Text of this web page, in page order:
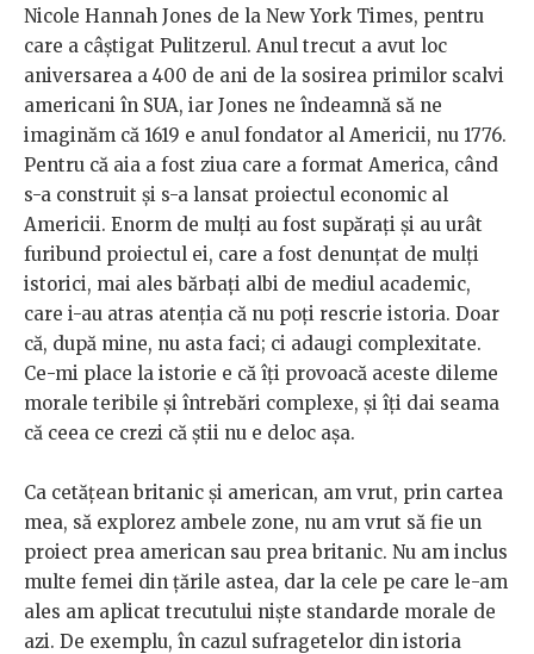
Nicole Hannah Jones de la New York Times, pentru
care a câștigat Pulitzerul. Anul trecut a avut loc
aniversarea a 400 de ani de la sosirea primilor scalvi
americani în SUA, iar Jones ne îndeamnă să ne
imaginăm că 1619 e anul fondator al Americii, nu 1776.
Pentru că aia a fost ziua care a format America, când
s-a construit și s-a lansat proiectul economic al
Americii. Enorm de mulți au fost supărați și au urât
furibund proiectul ei, care a fost denunțat de mulți
istorici, mai ales bărbați albi de mediul academic,
care i-au atras atenția că nu poți rescrie istoria. Doar
că, după mine, nu asta faci; ci adaugi complexitate.
Ce-mi place la istorie e că îți provoacă aceste dileme
morale teribile și întrebări complexe, și îți dai seama
că ceea ce crezi că știi nu e deloc așa.
Ca cetățean britanic și american, am vrut, prin cartea
mea, să explorez ambele zone, nu am vrut să fie un
proiect prea american sau prea britanic. Nu am inclus
multe femei din țările astea, dar la cele pe care le-am
ales am aplicat trecutului niște standarde morale de
azi. De exemplu, în cazul sufragetelor din istoria